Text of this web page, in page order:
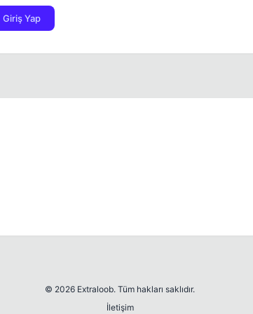
Giriş Yap
© 2026 Extraloob. Tüm hakları saklıdır.
İletişim